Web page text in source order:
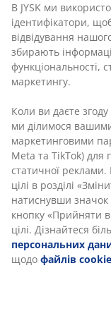
В JYSK ми
ідентифікатори,
відвідування
збирають
функціональності,
маркетингу.
Коли ви даєте
ми ділимося
маркетинговими
Meta та TikTok) для
статичної
цілі в розділі
натиснувши
кнопку «Прийняти
цілі. Дізнайтеся
персональних
щодо файлів cookie